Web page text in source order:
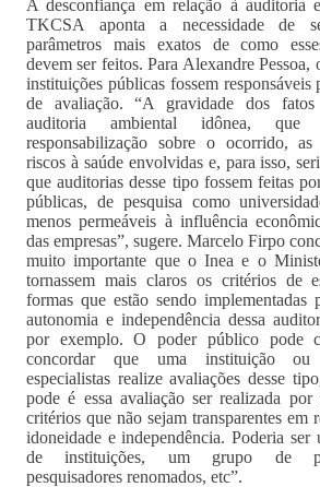
A desconfiança em relação à auditoria
TKCSA aponta a necessidade de
parâmetros mais exatos de como
devem ser feitos. Para Alexandre Pessoa,
instituições públicas fossem responsáveis
de avaliação. “A gravidade dos
auditoria ambiental idônea, que
responsabilização sobre o ocorrido, as
riscos à saúde envolvidas e, para isso,
que auditorias desse tipo fossem feitas
públicas, de pesquisa como
menos permeáveis à influência
das empresas”, sugere. Marcelo Firpo
muito importante que o Inea e o
tornassem mais claros os critérios de
formas que estão sendo implementadas
autonomia e independência dessa
por exemplo. O poder público pode
concordar que uma instituição
especialistas realize avaliações desse
pode é essa avaliação ser realizada por
critérios que não sejam transparentes em
idoneidade e independência. Poderia ser
de instituições, um grupo de
pesquisadores renomados, etc”.